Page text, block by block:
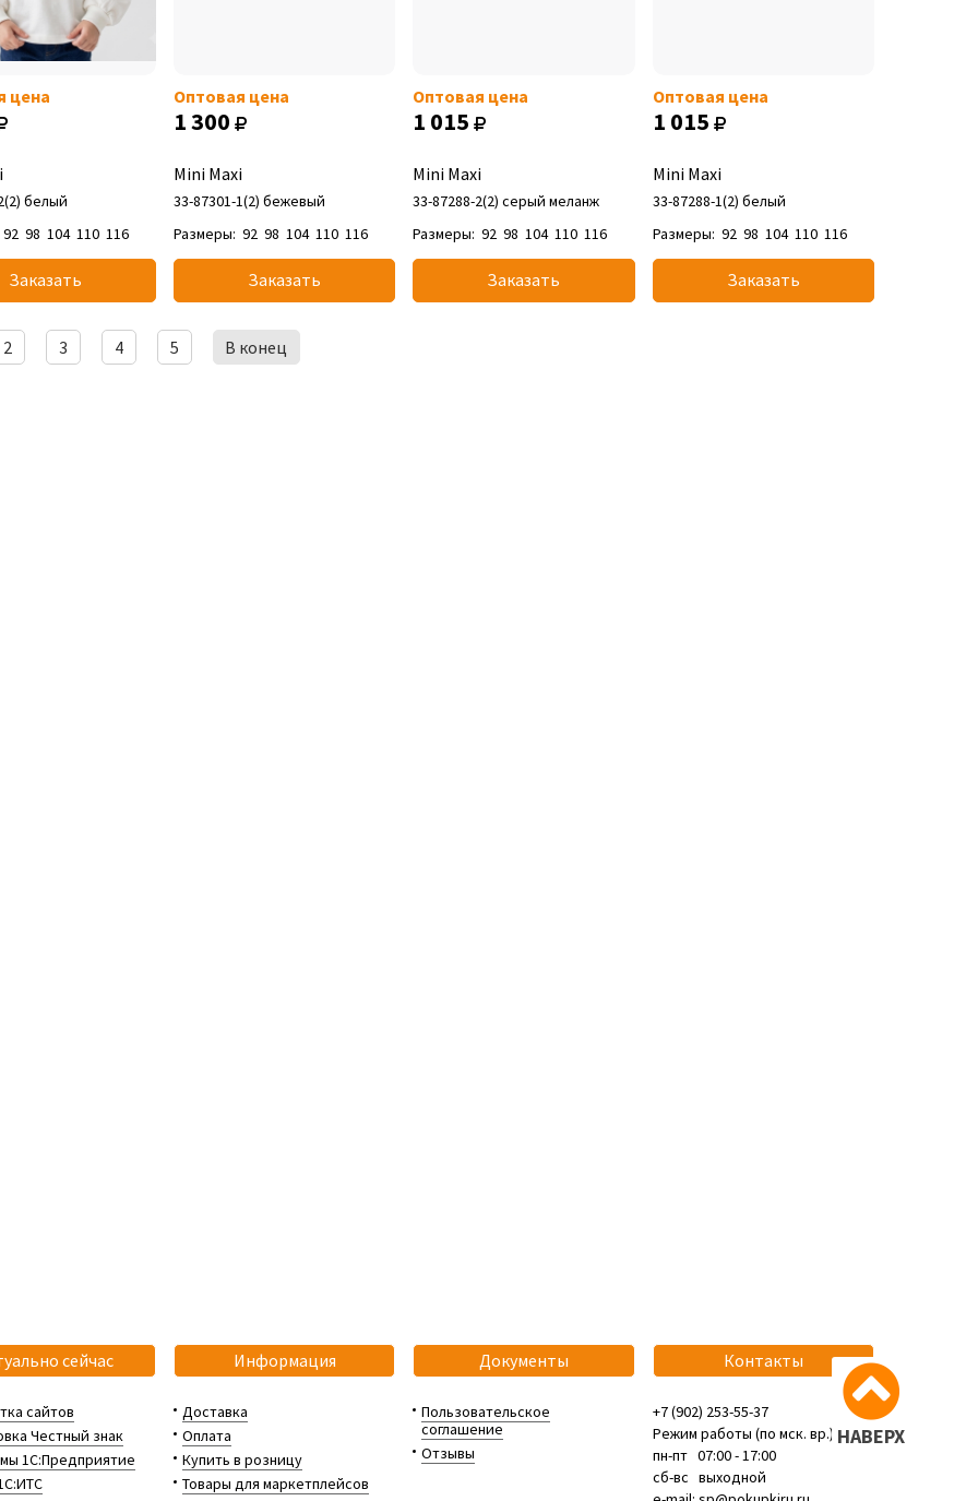
цена
белый
92 98 104 110 116
Заказать
Оптовая цена
1 300
Mini Maxi
33-87301-1(2) бежевый
Размеры: 92 98 104 110 116
Заказать
Оптовая цена
1 015
Mini Maxi
33-87288-2(2) серый меланж
Размеры: 92 98 104 110 116
Заказать
Оптовая цена
1 015
Mini Maxi
33-87288-1(2) белый
Размеры: 92 98 104 110 116
Заказать
2 3 4 5 В конец
НАВЕРХ
сейчас
сайтов
Честный знак
1С:Предприятие
Информация
Доставка
Оплата
Купить в розницу
Товары для маркетплейсов
Документы
Пользовательское
соглашение
Отзывы
Контакты
+7 (902) 253-55-37
Режим работы (по мск. вр.):
пн-пт 07:00 - 17:00
сб-вс выходной